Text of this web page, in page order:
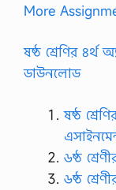
More
ষষ্ঠ শ্রেণির ৪র্থ
ডাউনলোড
ষষ্ঠ
৬ষ্ঠ
৬ষ্ঠ